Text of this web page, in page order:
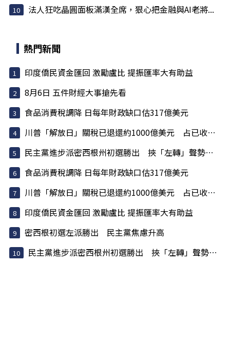
法人狂吃晶圓面板滿漢全席，狠心把金融與AI老將...
熱門新聞
印度僑民資金匯回 激勵盧比 提振匯率大有助益
8月6日 五件財經大事搶先看
食品消費稅調降 日每年財政缺口估317億美元
川普「解放日」關稅已退還約1000億美元 占已收稅6成
民主黨進步派密西根州初選勝出 挾「左轉」聲勢挑戰建制派
食品消費稅調降 日每年財政缺口估317億美元
川普「解放日」關稅已退還約1000億美元 占已收稅6成
印度僑民資金匯回 激勵盧比 提振匯率大有助益
密西根初選左派勝出 民主黨焦慮升高
民主黨進步派密西根州初選勝出 挾「左轉」聲勢挑戰建制派